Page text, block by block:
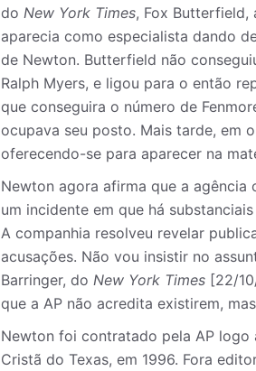
do New York Times, Fox Butterfield,
aparecia como especialista dando
de Newton. Butterfield não
Ralph Myers, e ligou para o então
que conseguira o número de
ocupava seu posto. Mais tarde, em
oferecendo-se para aparecer na
Newton agora afirma que a
um incidente em que há
A companhia resolveu revelar
acusações. Não vou insistir no
Barringer, do New York Times [22/
que a AP não acredita existirem,
Newton foi contratado pela AP logo
Cristã do Texas, em 1996. Fora